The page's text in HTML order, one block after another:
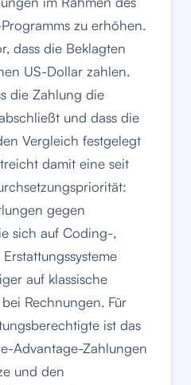
zu erhöhen.
dass die Beklagten
US-Dollar zahlen.
die Zahlung die
und dass die
Vergleich festgelegt
damit eine seit
gegen
sich auf Coding-,
auf klassische
Rechnungen. Für
ist das
Advantage-Zahlungen
und den